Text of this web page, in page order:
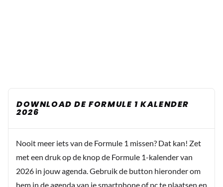
DOWNLOAD DE FORMULE 1 KALENDER
2026
Nooit meer iets van de Formule 1 missen? Dat kan! Zet
met een druk op de knop de Formule 1-kalender van
2026 in jouw agenda. Gebruik de button hieronder om
hem in de agenda van je smartphone of pc te plaatsen en